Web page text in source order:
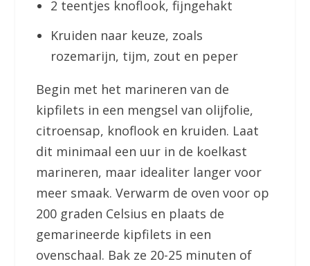
2 teentjes knoflook, fijngehakt
Kruiden naar keuze, zoals
rozemarijn, tijm, zout en peper
Begin met het marineren van de
kipfilets in een mengsel van olijfolie,
citroensap, knoflook en kruiden. Laat
dit minimaal een uur in de koelkast
marineren, maar idealiter langer voor
meer smaak. Verwarm de oven voor op
200 graden Celsius en plaats de
gemarineerde kipfilets in een
ovenschaal. Bak ze 20-25 minuten of